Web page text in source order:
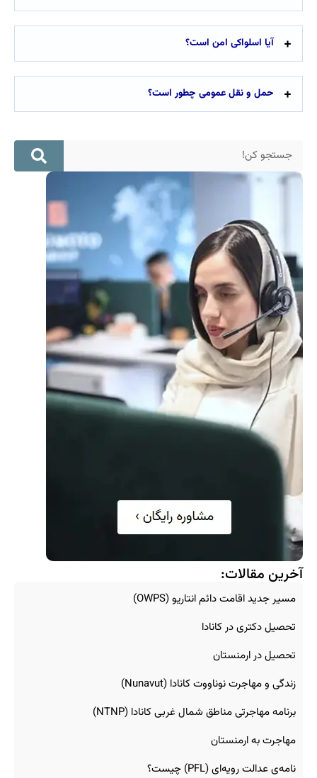
آیا اسلواکی امن است؟
حمل و نقل عمومی چطور است؟
آخرین مقالات:
مسیر جدید اقامت دائم انتاریو (OWPS)
تحصیل دکتری در کانادا
تحصیل در ارمنستان
زندگی و مهاجرت نوناووت کانادا (Nunavut)
برنامه مهاجرتی مناطق شمال غربی کانادا (NTNP)
مهاجرت به ارمنستان
نامه‌ی عدالت رویه‌ای (PFL) چیست؟